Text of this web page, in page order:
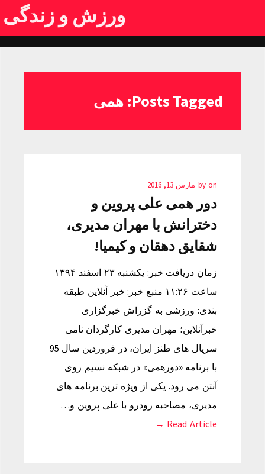
ورزش و زندگی
Posts Tagged: همی
by on مارس 13, 2016
دور همی علی پروین و
دخترانش با مهران مدیری،
شقایق دهقان و کیمیا!
زمان دریافت خبر: یکشنبه ۲۳ اسفند ۱۳۹۴
ساعت ۱۱:۲۶ منبع خبر: خبر آنلاین طبقه
بندی: ورزشی به گزراش خبرگزاری
خبرآنلاین؛ مهران مدیری کارگردان نامی
سریال های طنز ایران، در فروردین سال 95
با برنامه «دورهمی» در شبکه نسیم روی
آنتن می رود. یکی از ویژه ترین برنامه های
مدیری، مصاحبه رودرو با علی پروین و…
Read Article →